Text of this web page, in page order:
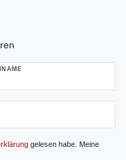
gelesen habe. Meine